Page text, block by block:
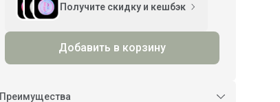
Получите скидку и кешбэк
Добавить в корзину
Преимущества